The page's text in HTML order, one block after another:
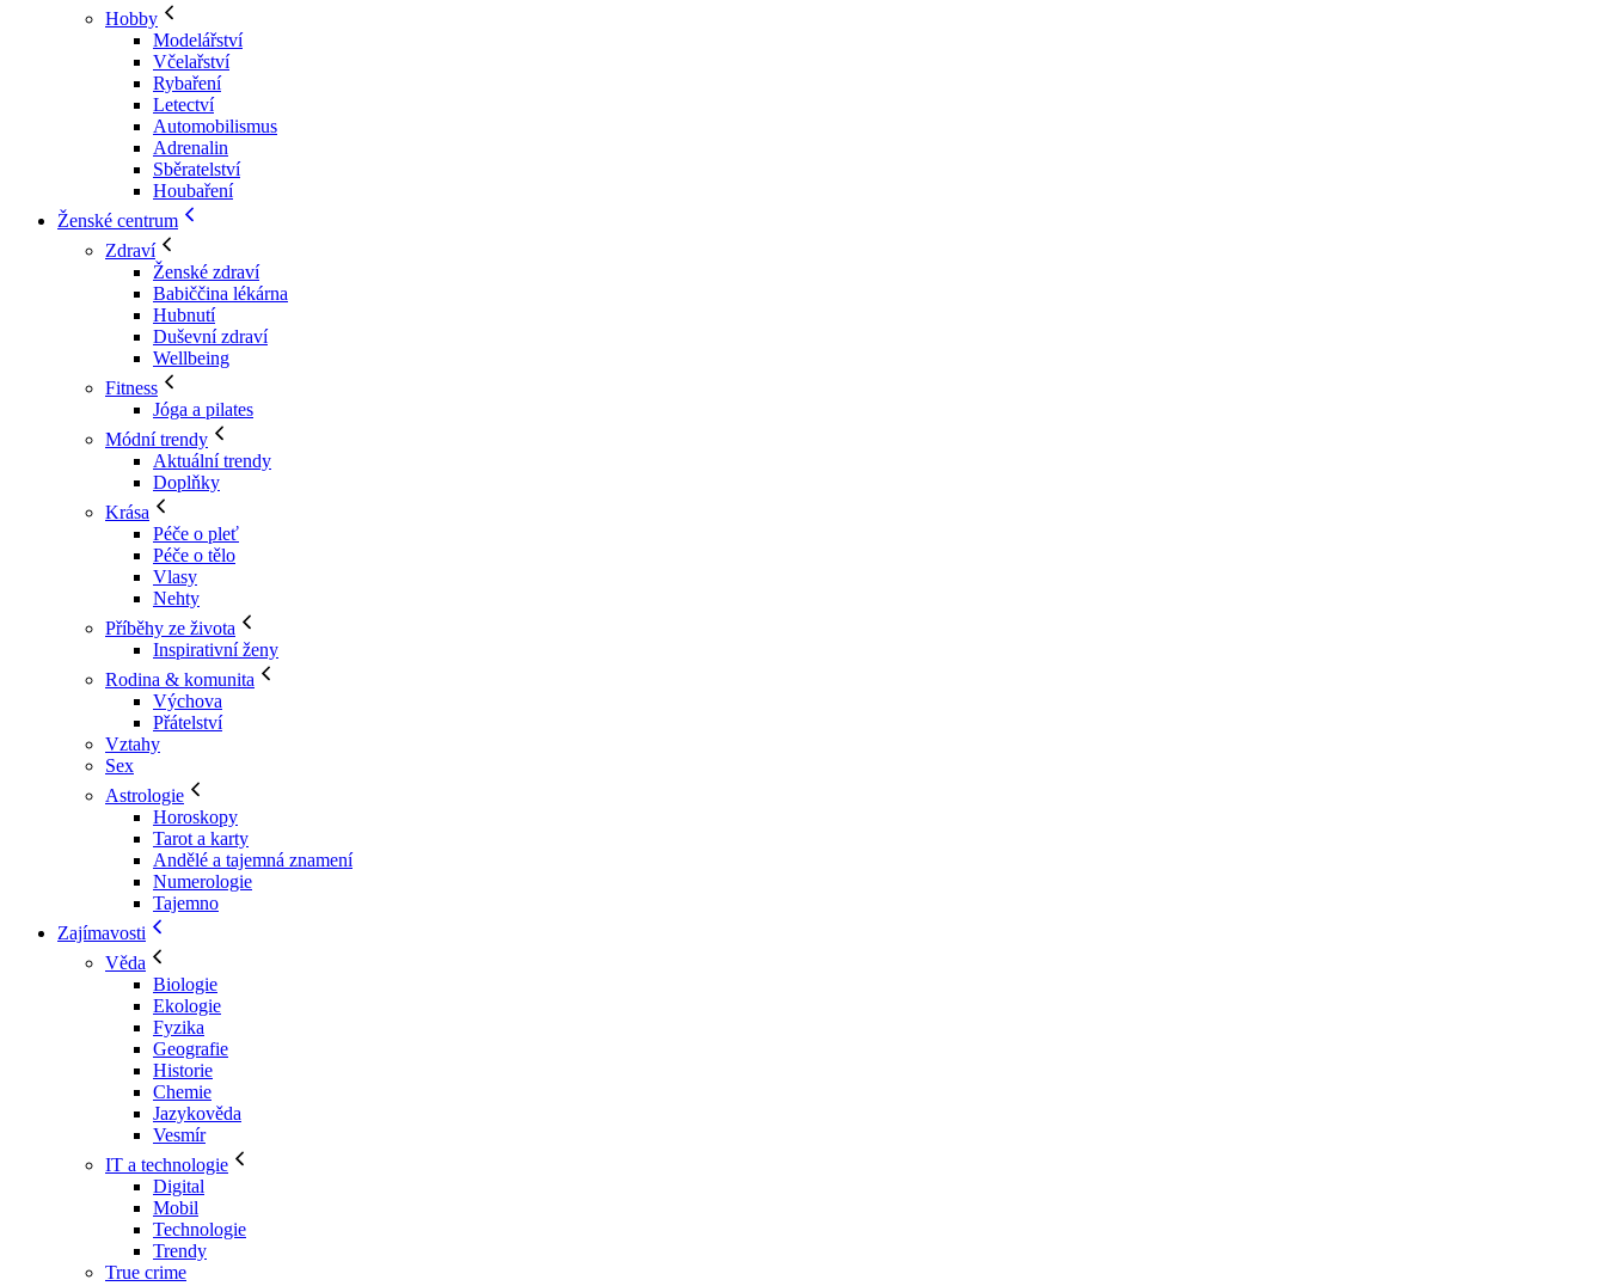
Hobby
Modelářství
Včelařství
Rybaření
Letectví
Automobilismus
Adrenalin
Sběratelství
Houbaření
Ženské centrum
Zdraví
Ženské zdraví
Babiččina lékárna
Hubnutí
Duševní zdraví
Wellbeing
Fitness
Jóga a pilates
Módní trendy
Aktuální trendy
Doplňky
Krása
Péče o pleť
Péče o tělo
Vlasy
Nehty
Příběhy ze života
Inspirativní ženy
Rodina & komunita
Výchova
Přátelství
Vztahy
Sex
Astrologie
Horoskopy
Tarot a karty
Andělé a tajemná znamení
Numerologie
Tajemno
Zajímavosti
Věda
Biologie
Ekologie
Fyzika
Geografie
Historie
Chemie
Jazykověda
Vesmír
IT a technologie
Digital
Mobil
Technologie
Trendy
True crime